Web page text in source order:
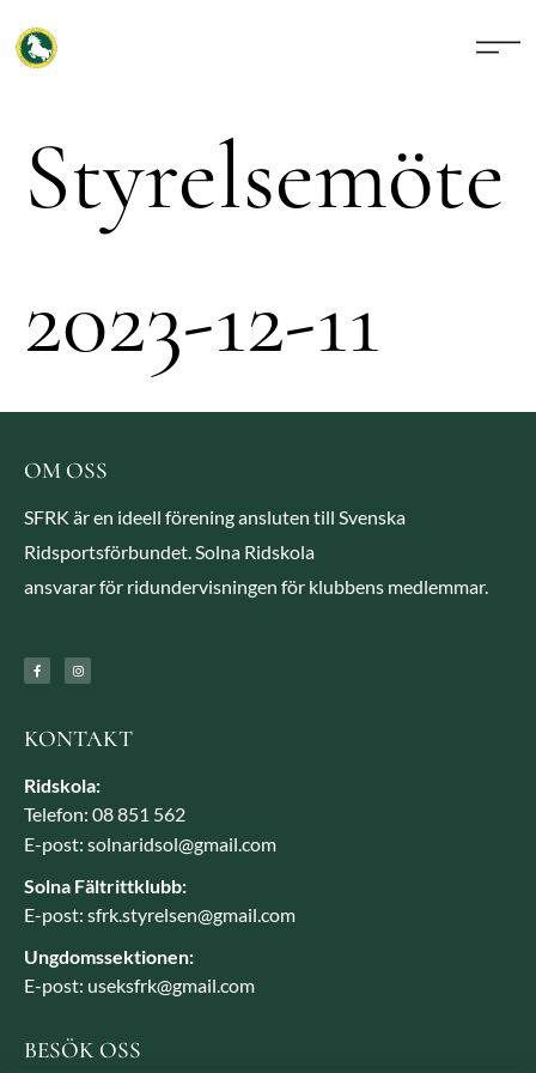
Styrelsemöte
2023-12-11
OM OSS
SFRK är en ideell förening ansluten till Svenska
Ridsportsförbundet. Solna Ridskola
ansvarar för ridundervisningen för klubbens medlemmar.
KONTAKT
Ridskola:
Telefon: 08 851 562
E-post: solnaridsol@gmail.com
Solna Fältrittklubb:
E-post: sfrk.styrelsen@gmail.com
Ungdomssektionen:
E-post: useksfrk@gmail.com
BESÖK OSS